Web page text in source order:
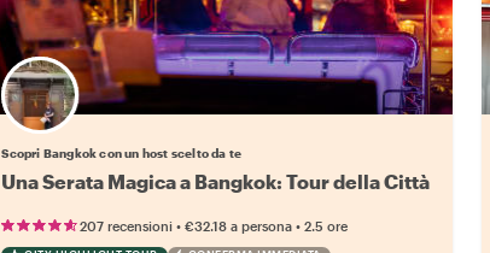
Scopri Bangkok con un host scelto da te
Una Serata Magica a Bangkok: Tour della Città
207 recensioni •€32.18 a persona •2.5 ore